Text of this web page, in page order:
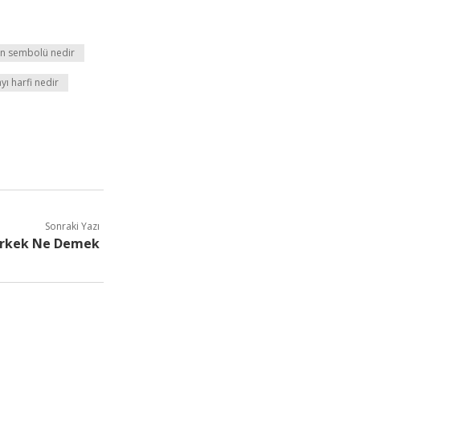
sembolü nedir
harfi nedir
Sonraki Yazı
Ne Demek